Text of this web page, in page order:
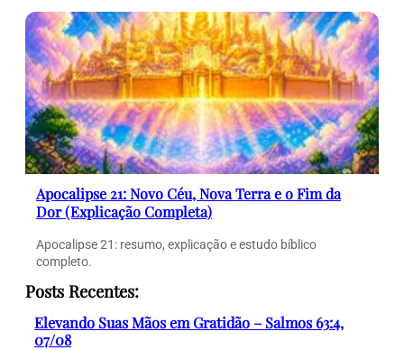
Apocalipse 21: Novo Céu, Nova Terra e o Fim da
Dor (Explicação Completa)
Apocalipse 21: resumo, explicação e estudo bíblico
completo.
Posts Recentes:
Elevando Suas Mãos em Gratidão – Salmos 63:4,
07/08